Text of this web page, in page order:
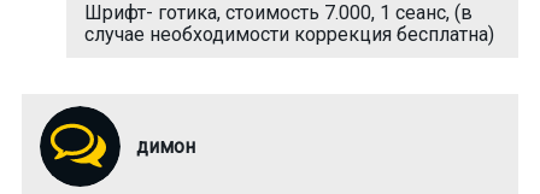
Шрифт- готика, стоимость 7.000, 1 сеанс, (в
случае необходимости коррекция бесплатна)
димон